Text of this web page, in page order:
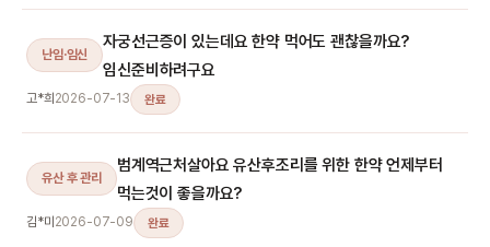
난임·임신
자궁선근증이 있는데요 한약 먹어도 괜찮을까요?
임신준비하려구요
고*희 2026-07-13 완료
유산 후 관리
범계역근처살아요 유산후조리를 위한 한약 언제부터
먹는것이 좋을까요?
김*미 2026-07-09 완료